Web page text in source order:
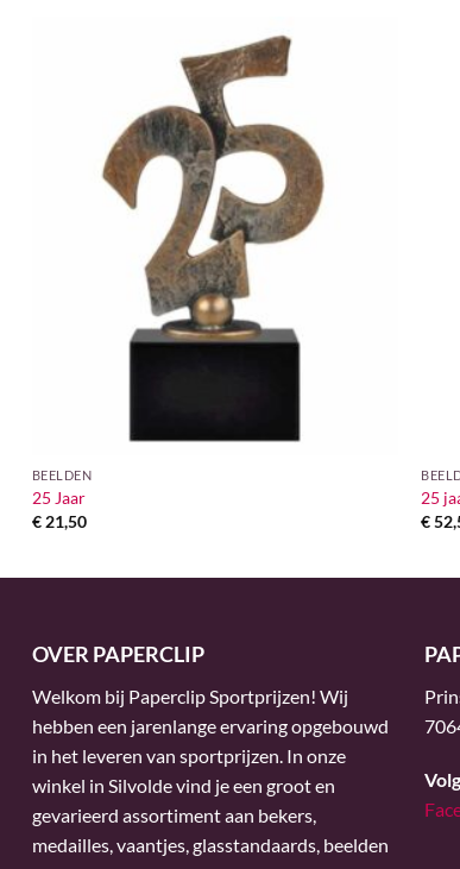
BEELDEN
25 Jaar
€21,50
25
€
OVER PAPERCLIP
Welkom bij Paperclip Sportprijzen! Wij
hebben een jarenlange ervaring opgebouwd
in het leveren van sportprijzen. In onze
winkel in Silvolde vind je een groot en
gevarieerd assortiment aan bekers,
medailles, vaantjes, glasstandaards, beelden